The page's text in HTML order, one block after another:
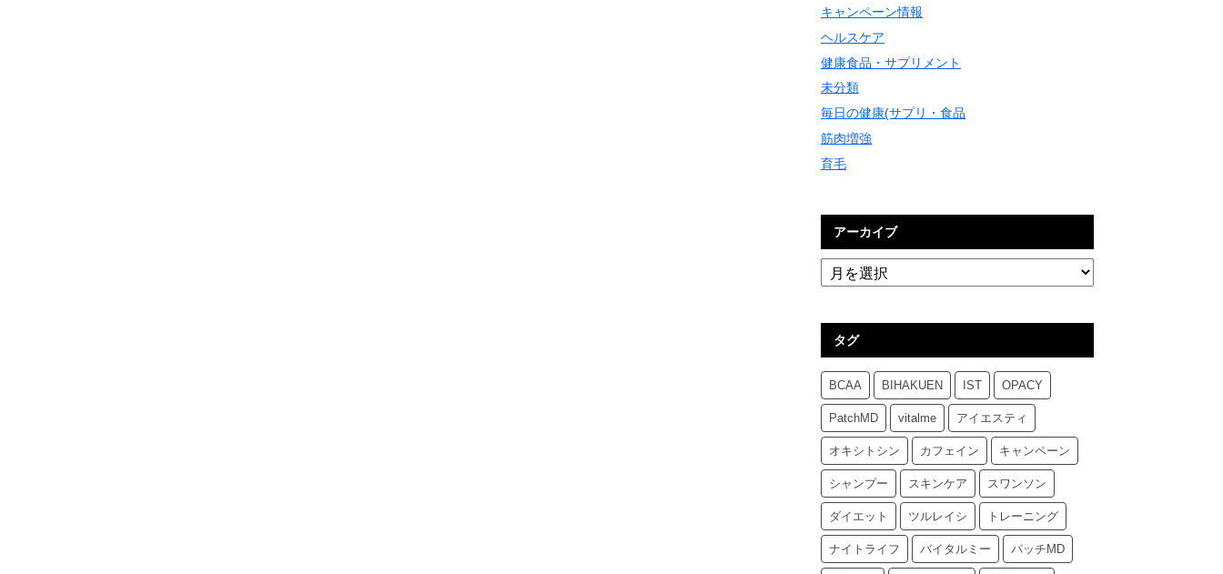
キャンペーン情報
ヘルスケア
健康食品・サプリメント
未分類
毎日の健康(サプリ・食品
筋肉増強
育毛
アーカイブ
タグ
BCAA BIHAKUEN IST OPACY
PatchMD vitalme アイエスティ
オキシトシン カフェイン キャンペーン
シャンプー スキンケア スワンソン
ダイエット ツルレイシ トレーニング
ナイトライフ バイタルミー パッチMD